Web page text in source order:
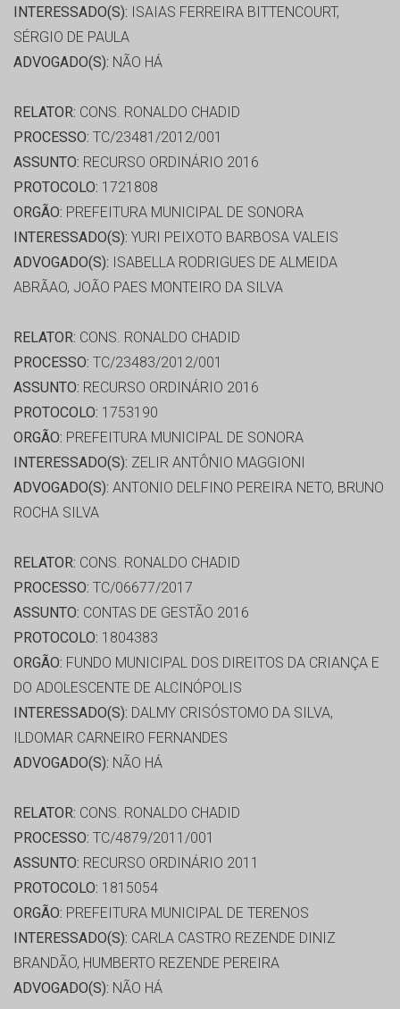
INTERESSADO(S): ISAIAS FERREIRA BITTENCOURT,
SÉRGIO DE PAULA
ADVOGADO(S): NÃO HÁ
RELATOR: CONS. RONALDO CHADID
PROCESSO: TC/23481/2012/001
ASSUNTO: RECURSO ORDINÁRIO 2016
PROTOCOLO: 1721808
ORGÃO: PREFEITURA MUNICIPAL DE SONORA
INTERESSADO(S): YURI PEIXOTO BARBOSA VALEIS
ADVOGADO(S): ISABELLA RODRIGUES DE ALMEIDA
ABRÃAO, JOÃO PAES MONTEIRO DA SILVA
RELATOR: CONS. RONALDO CHADID
PROCESSO: TC/23483/2012/001
ASSUNTO: RECURSO ORDINÁRIO 2016
PROTOCOLO: 1753190
ORGÃO: PREFEITURA MUNICIPAL DE SONORA
INTERESSADO(S): ZELIR ANTÔNIO MAGGIONI
ADVOGADO(S): ANTONIO DELFINO PEREIRA NETO, BRUNO
ROCHA SILVA
RELATOR: CONS. RONALDO CHADID
PROCESSO: TC/06677/2017
ASSUNTO: CONTAS DE GESTÃO 2016
PROTOCOLO: 1804383
ORGÃO: FUNDO MUNICIPAL DOS DIREITOS DA CRIANÇA E
DO ADOLESCENTE DE ALCINÓPOLIS
INTERESSADO(S): DALMY CRISÓSTOMO DA SILVA,
ILDOMAR CARNEIRO FERNANDES
ADVOGADO(S): NÃO HÁ
RELATOR: CONS. RONALDO CHADID
PROCESSO: TC/4879/2011/001
ASSUNTO: RECURSO ORDINÁRIO 2011
PROTOCOLO: 1815054
ORGÃO: PREFEITURA MUNICIPAL DE TERENOS
INTERESSADO(S): CARLA CASTRO REZENDE DINIZ
BRANDÃO, HUMBERTO REZENDE PEREIRA
ADVOGADO(S): NÃO HÁ